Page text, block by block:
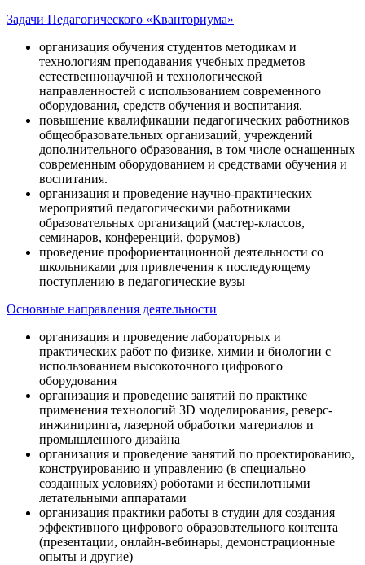
Задачи Педагогического «Кванториума»
организация обучения студентов методикам и
технологиям преподавания учебных предметов
естественнонаучной и технологической
направленностей с использованием современного
оборудования, средств обучения и воспитания.
повышение квалификации педагогических работников
общеобразовательных организаций, учреждений
дополнительного образования, в том числе оснащенных
современным оборудованием и средствами обучения и
воспитания.
организация и проведение научно-практических
мероприятий педагогическими работниками
образовательных организаций (мастер-классов,
семинаров, конференций, форумов)
проведение профориентационной деятельности со
школьниками для привлечения к последующему
поступлению в педагогические вузы
Основные направления деятельности
организация и проведение лабораторных и
практических работ по физике, химии и биологии с
использованием высокоточного цифрового
оборудования
организация и проведение занятий по практике
применения технологий 3D моделирования, реверс-
инжиниринга, лазерной обработки материалов и
промышленного дизайна
организация и проведение занятий по проектированию,
конструированию и управлению (в специально
созданных условиях) роботами и беспилотными
летательными аппаратами
организация практики работы в студии для создания
эффективного цифрового образовательного контента
(презентации, онлайн-вебинары, демонстрационные
опыты и другие)